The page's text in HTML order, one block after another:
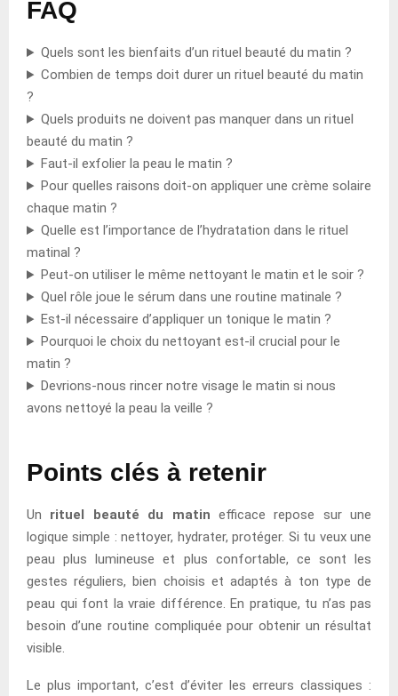
FAQ
Quels sont les bienfaits d’un rituel beauté du matin ?
Combien de temps doit durer un rituel beauté du matin
?
Quels produits ne doivent pas manquer dans un rituel
beauté du matin ?
Faut-il exfolier la peau le matin ?
Pour quelles raisons doit-on appliquer une crème solaire
chaque matin ?
Quelle est l’importance de l’hydratation dans le rituel
matinal ?
Peut-on utiliser le même nettoyant le matin et le soir ?
Quel rôle joue le sérum dans une routine matinale ?
Est-il nécessaire d’appliquer un tonique le matin ?
Pourquoi le choix du nettoyant est-il crucial pour le
matin ?
Devrions-nous rincer notre visage le matin si nous
avons nettoyé la peau la veille ?
Points clés à retenir
Un rituel beauté du matin efficace repose sur une
logique simple : nettoyer, hydrater, protéger. Si tu veux une
peau plus lumineuse et plus confortable, ce sont les
gestes réguliers, bien choisis et adaptés à ton type de
peau qui font la vraie différence. En pratique, tu n’as pas
besoin d’une routine compliquée pour obtenir un résultat
visible.
Le plus important, c’est d’éviter les erreurs classiques :